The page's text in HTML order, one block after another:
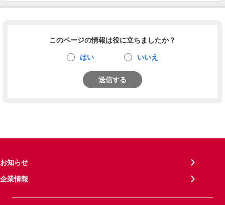
このページの情報は役に立ちましたか？
はい いいえ
送信する
お知らせ
企業情報